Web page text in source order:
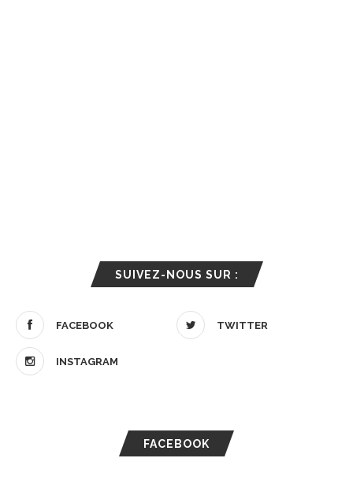
SUIVEZ-NOUS SUR :
FACEBOOK TWITTER
INSTAGRAM
FACEBOOK